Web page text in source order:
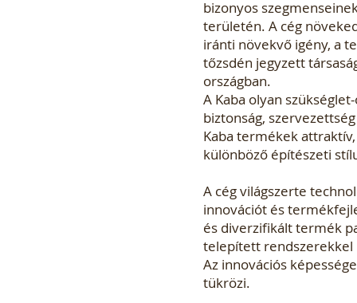
bizonyos
területén. A cég
iránti növekvő igény, a
tőzsdén jegyzett
országban.
A Kaba olyan
biztonság,
Kaba termékek
különböző építészeti
A cég világszerte
innovációt és
és diverzifikált termék
telepített rendszerekkel
Az innovációs
tükrözi.